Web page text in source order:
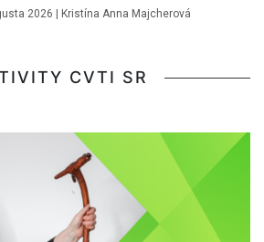
2026 | Kristína Anna Majcherová
CVTI SR